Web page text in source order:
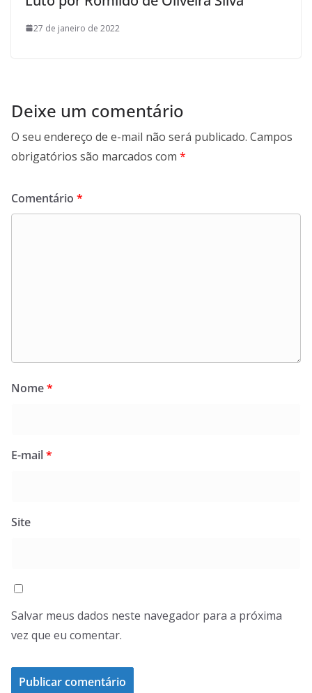
27 de janeiro de 2022
Deixe um comentário
O seu endereço de e-mail não será publicado. Campos
obrigatórios são marcados com *
Comentário *
Nome*
E-mail*
Site
Salvar meus dados neste navegador para a próxima
vez que eu comentar.